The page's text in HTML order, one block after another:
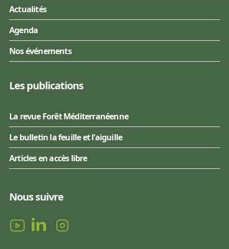
Actualités
Agenda
Nos événements
Les publications
La revue Forêt Méditerranéenne
Le bulletin la feuille et l'aiguille
Articles en accès libre
Nous suivre